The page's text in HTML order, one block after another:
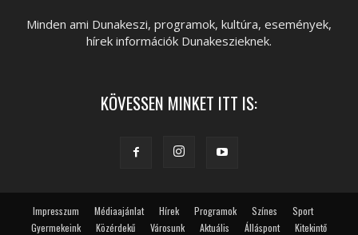
Minden ami Dunakeszi, programok, kultúra, események,
hírek információk Dunakeszieknek.
KÖVESSEN MINKET ITT IS:
Impresszum Médiaajánlat Hírek Programok Színes
Sport
Gyermekeink
Közérdekű Városunk Aktuális Álláspont Kitekintő